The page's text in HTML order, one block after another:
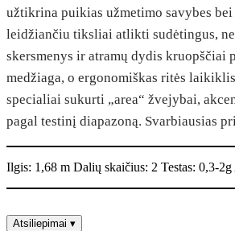
0.3-
2g
užtikrina puikias užmetimo savybes
leidžiančiu tiksliai atlikti sudėtingus,
skersmenys ir atramų dydis kruopščiai
medžiaga, o ergonomiškas ritės
specialiai sukurti „area“ žvejybai,
pagal testinį diapazoną. Svarbiausias
Ilgis: 1,68 m Dalių skaičius: 2 Testas: 0,3-
Atsiliepimai ▾